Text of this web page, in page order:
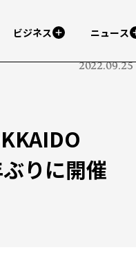
ビジネス ニュース
2022.09.25
りに開催